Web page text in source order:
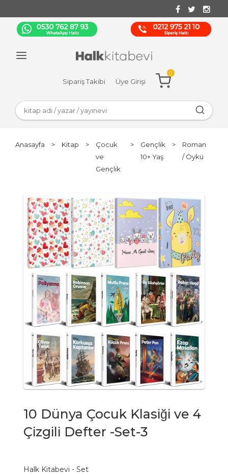
Sipariş Takibi Üye Girişi
0
Anasayfa > Kitap >
Çocuk
ve
Gençlik
>
Gençlik
10+ Yaş
>
Roman
/ Öykü
10 Dünya Çocuk Klasiği ve 4
Çizgili Defter -Set-3
Halk Kitabevi - Set